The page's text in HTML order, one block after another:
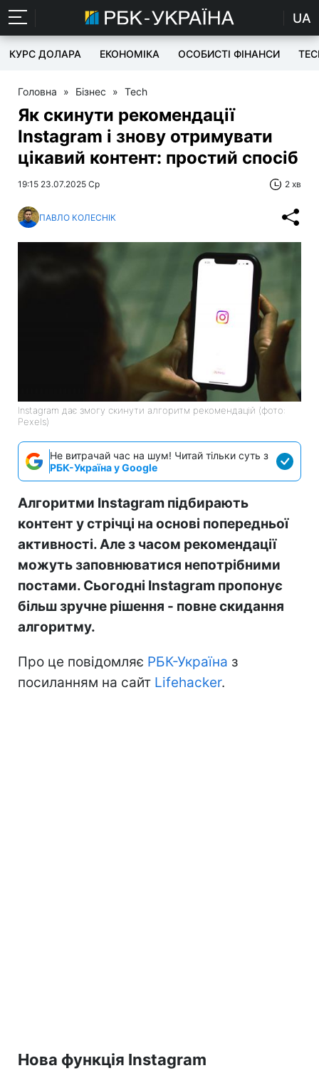
UA
КУРС ДОЛАРА ЕКОНОМІКА ОСОБИСТІ ФІНАНСИ
Головна » Бізнес » Tech
Як скинути рекомендації
Instagram і знову отримувати
цікавий контент: простий спосіб
19:15 23.07.2025 Ср 2 хв
ПАВЛО КОЛЕСНІК
Instagram дає змогу скинути алгоритм рекомендацій (фото:
Pexels)
Не витрачай час на шум! Читай тільки суть з
РБК-Україна у Google
Алгоритми Instagram підбирають
контент у стрічці на основі попередньої
активності. Але з часом рекомендації
можуть заповнюватися непотрібними
постами. Сьогодні Instagram пропонує
більш зручне рішення - повне скидання
алгоритму.
Про це повідомляє РБК-Україна з
посиланням на сайт Lifehacker.
Нова функція Instagram